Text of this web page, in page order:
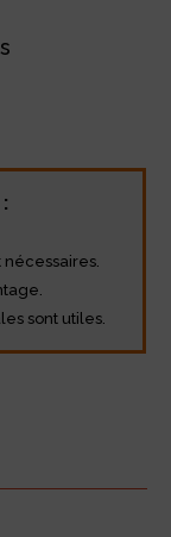
nécessaires.
sont utiles.